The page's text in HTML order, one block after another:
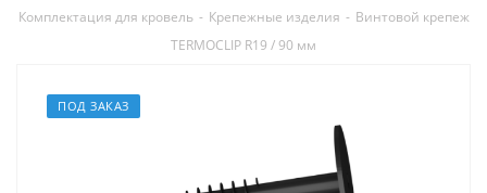
Комплектация для кровель - Крепежные изделия - Винтовой крепеж
TERMOCLIP R19 / 90 мм
ПОД ЗАКАЗ